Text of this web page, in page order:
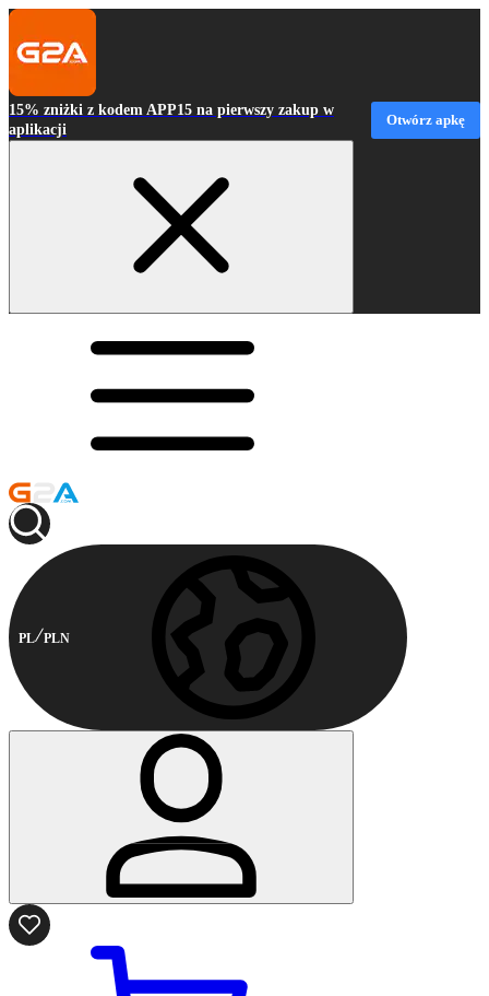
15% zniżki z kodem APP15 na pierwszy zakup w
aplikacji
Otwórz apkę
PL PLN